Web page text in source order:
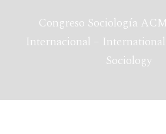
Congreso Sociología
Internacional –
Sociology